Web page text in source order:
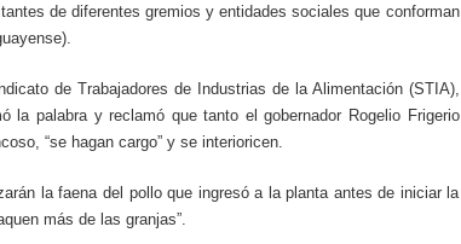
de diferentes gremios y entidades sociales que conforman
de Trabajadores de Industrias de la Alimentación (STIA),
la palabra y reclamó que tanto el gobernador Rogelio Frigerio
“se hagan cargo” y se interioricen.
la faena del pollo que ingresó a la planta antes de iniciar la
más de las granjas”.